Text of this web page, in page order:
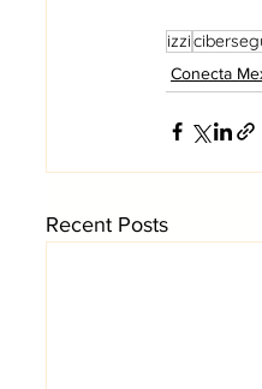
izzi
Conecta
Recent Posts